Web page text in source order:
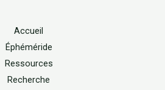
Accueil
Éphéméride
Ressources
Recherche